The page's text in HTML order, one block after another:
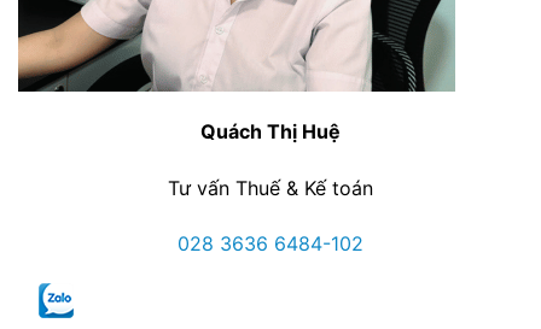
Quách Thị Huệ
Tư vấn Thuế & Kế toán
028 3636 6484-102